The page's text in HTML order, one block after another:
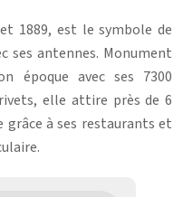
1889, est le symbole de
ses antennes. Monument
époque avec ses 7300
elle attire près de 6
grâce à ses restaurants et